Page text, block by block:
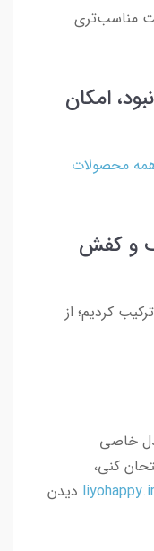
مناسب‌تری
امکان
برای همه محصولات
و کفش
کردیم؛ از
خاصی
کنی،
liyohappy.ir دیدن